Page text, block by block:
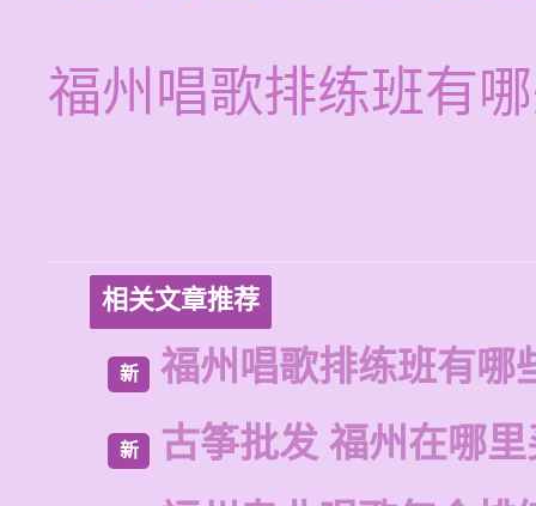
福州唱歌排练班有
相关文章推荐
新 福州唱歌排练班有哪
新
古筝批发 福州在哪